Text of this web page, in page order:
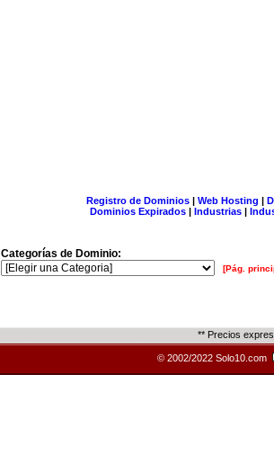
Registro de Dominios| Web Hosting |
Dominios Expirados | Industrias |
Categorías de Dominio:
[Pág.
** Precios
© 2002/2022 Solo10.com